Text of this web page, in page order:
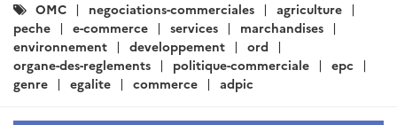
Catégories
:
OMC negociations-commerciales
agriculture
peche
e-commerce services
marchandises
environnement
developpement
ord
organe-des-reglements
politique-commerciale
epc
genre
egalite commerce adpic